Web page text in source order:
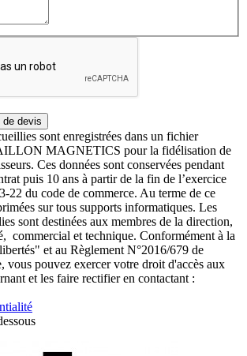
sont enregistrées dans un fichier
MAGNETICS pour la fidélisation de
Ces données sont conservées pendant
puis 10 ans à partir de la fin de l’exercice
22 du code de commerce. Au terme de ce
sur tous supports informatiques. Les
sont destinées aux membres de la direction,
commercial et technique. Conformément à la
et au Règlement N°2016/679 de
vous pouvez exercer votre droit d'accès aux
et les faire rectifier en contactant :